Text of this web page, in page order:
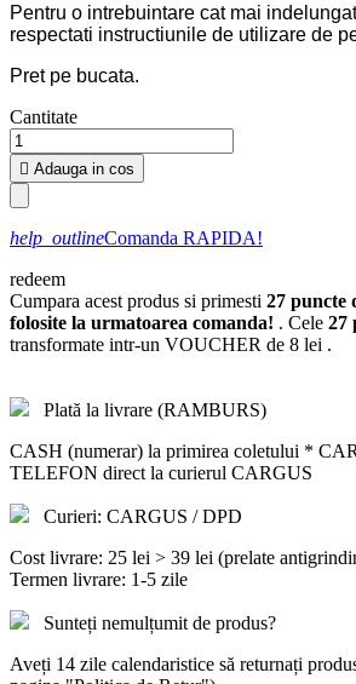
Pentru o intrebuintare cat mai
respectati instructiunile de utilizare de
Pret pe bucata.
Cantitate
 Adauga in cos
help_outlineComanda RAPIDA!
redeem
Cumpara acest produs si primesti 27 puncte
folosite la urmatoarea comanda! . Cele 27
transformate intr-un VOUCHER de 8 lei .
Plată la livrare (RAMBURS)
CASH (numerar) la primirea coletului *
TELEFON direct la curierul CARGUS
Curieri: CARGUS / DPD
Cost livrare: 25 lei > 39 lei (prelate
Termen livrare: 1-5 zile
Sunteți nemulțumit de produs?
Aveți 14 zile calendaristice să returnați